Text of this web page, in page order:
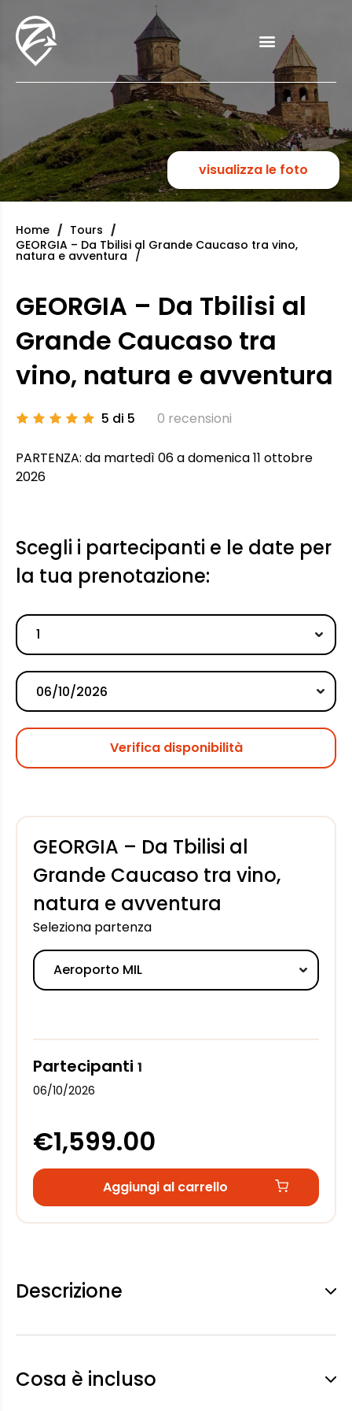
visualizza le foto
Home
Tours
GEORGIA – Da Tbilisi al Grande Caucaso tra vino,
natura e avventura
GEORGIA – Da Tbilisi al
Grande Caucaso tra
vino, natura e avventura
5 di 5 0 recensioni
PARTENZA: da martedì 06 a domenica 11 ottobre
2026
Scegli i partecipanti e le date per
la tua prenotazione:
1
Verifica disponibilità
GEORGIA – Da Tbilisi al
Grande Caucaso tra vino,
natura e avventura
Seleziona partenza
Partecipanti 1
06/10/2026
€1,599.00
Aggiungi al carrello
Descrizione
Cosa è incluso